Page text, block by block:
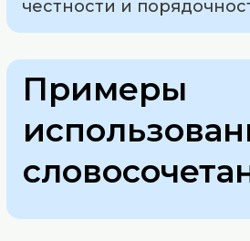
честности и
Примеры